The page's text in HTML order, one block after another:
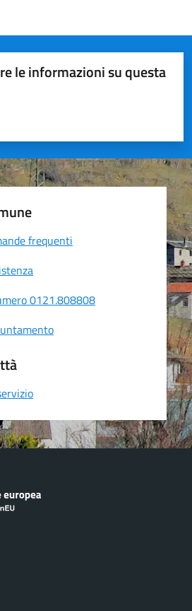
le informazioni su questa
stelle su 5
su 5
5
frequenti
0121.808808